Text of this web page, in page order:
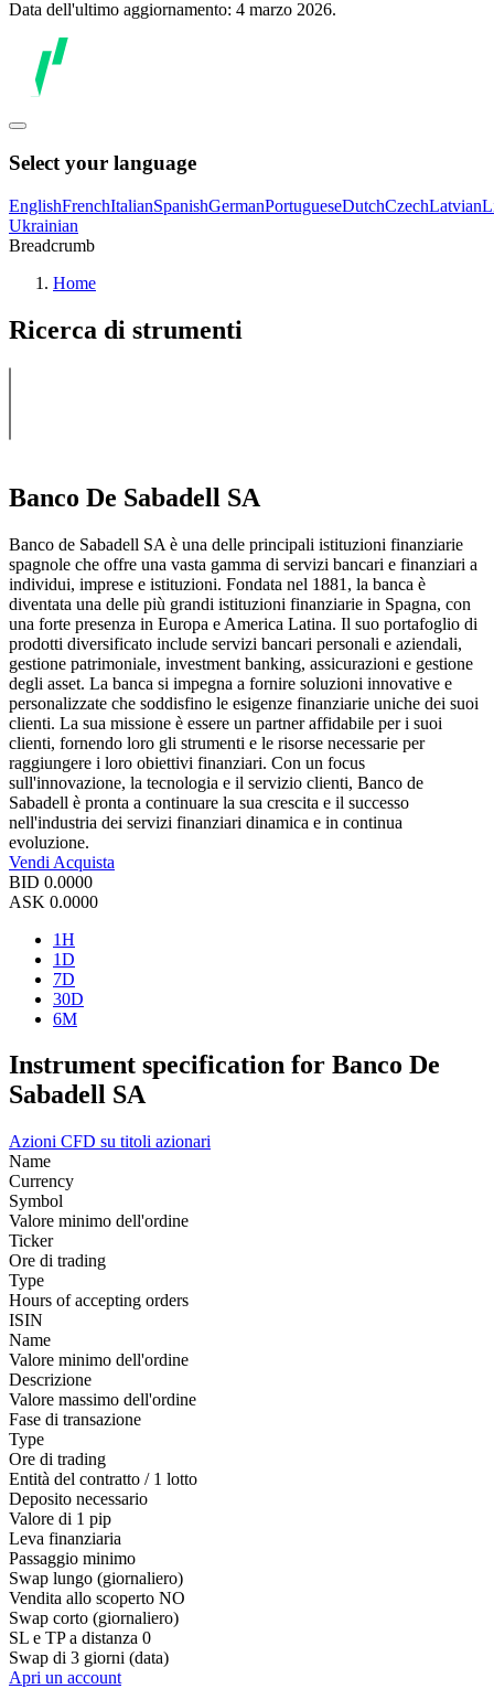
Data dell'ultimo aggiornamento: 4 marzo 2026.
Select your language
EnglishFrenchItalianSpanishGermanPortugueseDutchCzechLatvian
Ukrainian
Breadcrumb
Home
Ricerca di strumenti
Banco De Sabadell SA
Banco de Sabadell SA è una delle principali istituzioni finanziarie
spagnole che offre una vasta gamma di servizi bancari e finanziari a
individui, imprese e istituzioni. Fondata nel 1881, la banca è
diventata una delle più grandi istituzioni finanziarie in Spagna, con
una forte presenza in Europa e America Latina. Il suo portafoglio di
prodotti diversificato include servizi bancari personali e aziendali,
gestione patrimoniale, investment banking, assicurazioni e gestione
degli asset. La banca si impegna a fornire soluzioni innovative e
personalizzate che soddisfino le esigenze finanziarie uniche dei suoi
clienti. La sua missione è essere un partner affidabile per i suoi
clienti, fornendo loro gli strumenti e le risorse necessarie per
raggiungere i loro obiettivi finanziari. Con un focus
sull'innovazione, la tecnologia e il servizio clienti, Banco de
Sabadell è pronta a continuare la sua crescita e il successo
nell'industria dei servizi finanziari dinamica e in continua
evoluzione.
Vendi Acquista
BID 0.0000
ASK 0.0000
1H
1D
7D
30D
6M
Instrument specification for Banco De
Sabadell SA
Azioni CFD su titoli azionari
Name
Currency
Symbol
Valore minimo dell'ordine
Ticker
Ore di trading
Type
Hours of accepting orders
ISIN
Name
Valore minimo dell'ordine
Descrizione
Valore massimo dell'ordine
Fase di transazione
Type
Ore di trading
Entità del contratto / 1 lotto
Deposito necessario
Valore di 1 pip
Leva finanziaria
Passaggio minimo
Swap lungo (giornaliero)
Vendita allo scoperto NO
Swap corto (giornaliero)
SL e TP a distanza 0
Swap di 3 giorni (data)
Apri un account